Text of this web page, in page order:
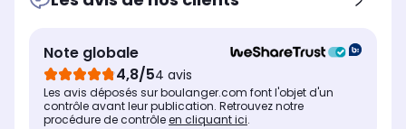
Note globale
4,8/54 avis
Les avis déposés sur boulanger.com font l'objet d'un
contrôle avant leur publication. Retrouvez notre
procédure de contrôleen cliquant ici.